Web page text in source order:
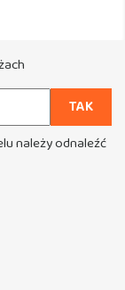
należy odnaleźć